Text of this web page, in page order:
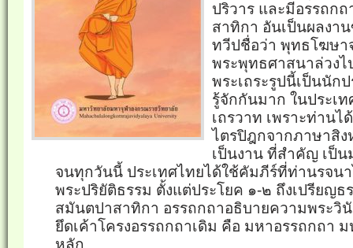
ปริวาร และมีอรรถก
สาทิกา อันเป็นผลงา
ทวีปชื่อว่า พุทธโฆษา
พระพุทธศาสนาล่วง
พระเถระรูปนี้เป็นนั
รู้จักกันมาก ในประเ
เถรวาท เพราะท่าน
ไตรปิฎกจากภาษาสิ
เป็นงาน ที่สำคัญ เป็
จนทุกวันนี้ ประเทศไทยได้ใช้คัมภีร์ที่ท่านรจน
พระปริยัติธรรม ตั้งแต่ประโยค ๑-๒ ถึงเปรียญธ
สมันตปาสาทิกา อรรถกถาอธิบายความพระวิ
ยึดเค้าโครงอรรถกถาเดิม คือ มหาอรรถกถา
หลัก